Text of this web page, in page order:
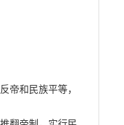
帝和民族平等，